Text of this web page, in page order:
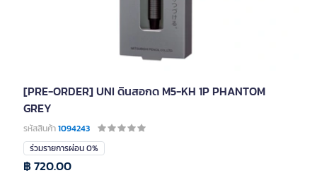
[PRE-ORDER] UNI ดินสอกด M5-KH 1P PHANTOM
GREY
รหัสสินค้า1094243
ร่วมรายการผ่อน 0%
฿ 720.00